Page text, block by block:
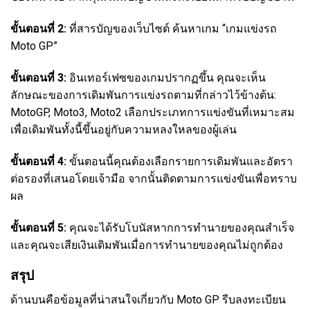
ขั้นตอนที่ 2: ที่สารบัญของเว็บไซต์ ค้นหาเกม “เกมแข่งรถ
Moto GP”
ขั้นตอนที่ 3: อินเทอร์เฟซของเกมปรากฏขึ้น คุณจะเห็น
ลักษณะของการเดิมพันการแข่งรถตามที่กล่าวไว้ข้างต้น:
MotoGP, Moto3, Moto2 เลือกประเภทการแข่งขันที่เหมาะสม
เพื่อเดิมพันทั้งนี้ขึ้นอยู่กับความหลงใหลของผู้เล่น
ขั้นตอนที่ 4: ขั้นตอนนี้คุณต้องเลือกรายการเดิมพันและอัตรา
ต่อรองที่เสนอโดยเจ้ามือ จากนั้นติดตามการแข่งขันเพื่อทราบ
ผล
ขั้นตอนที่ 5: คุณจะได้รับโบนัสหากการทำนายของคุณสำเร็จ
และคุณจะเสียเงินเดิมพันเมื่อการทำนายของคุณไม่ถูกต้อง
สรุป
ด้านบนคือข้อมูลที่น่าสนใจเกี่ยวกับ Moto GP รีบลงทะเบียน